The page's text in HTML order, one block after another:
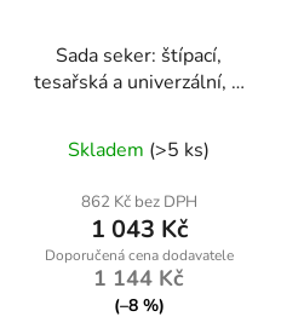
Sada seker: štípací,
tesařská a univerzální, 3
RTZS0054
Skladem (>5 ks)
862 Kč bez DPH
1 043 Kč
1 144 Kč
(–8 %)